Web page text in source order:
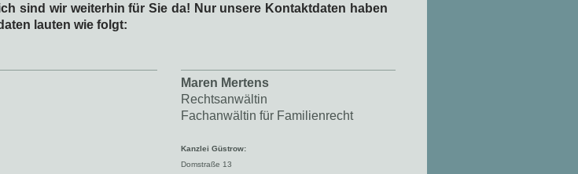
sind wir weiterhin für Sie da! Nur unsere Kontaktdaten haben
lauten wie folgt:
Maren Mertens
Rechtsanwältin
Fachanwältin für Familienrecht
Kanzlei Güstrow:
Domstraße 13